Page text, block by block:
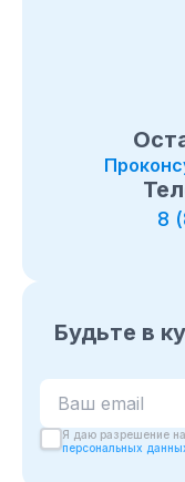
Будьте в
Ваш email для
Я даю разрешение
персональных
8